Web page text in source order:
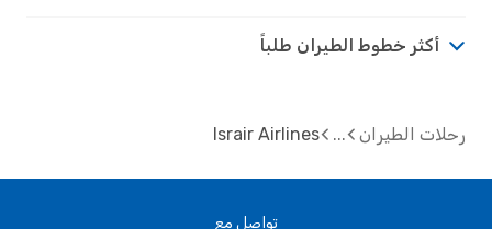
أكثر خطوط الطيران طلباً
رحلات الطيران Israir Airlines
تواصل مع